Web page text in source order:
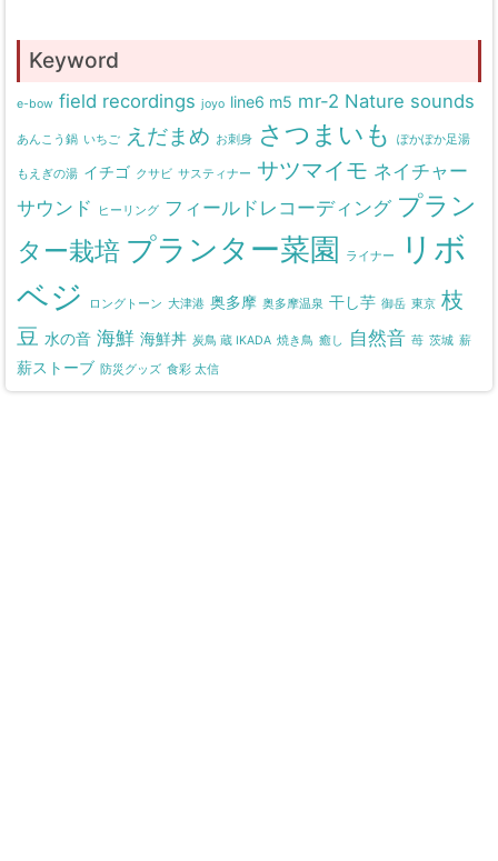
Keyword
e-bow field recordings joyo line6 m5 mr-2 Nature sounds
あんこう鍋 いちご えだまめ お刺身 さつまいも ぽかぽか足湯
もえぎの湯 イチゴ クサビ サスティナー サツマイモ ネイチャー
サウンド
ヒーリング フィールドレコーディング プラン
ター栽培 プランター菜園 ライナー
リボ
ベジ
ロングトーン 大津港 奥多摩 奥多摩温泉 干し芋 御岳 東京 枝
豆 水の音 海鮮 海鮮丼 炭鳥 蔵 IKADA 焼き鳥 癒し 自然音 苺 茨城 薪
薪ストーブ 防災グッズ 食彩 太信